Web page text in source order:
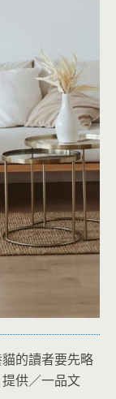
的讀者要先略
供／一品文